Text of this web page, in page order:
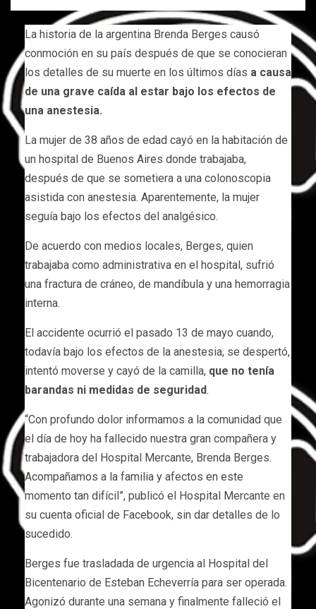
La historia de la argentina Brenda Berges causó
conmoción en su país después de que se conocieran
los detalles de su muerte en los últimos días a causa
de una grave caída al estar bajo los efectos de
una anestesia.
La mujer de 38 años de edad cayó en la habitación de
un hospital de Buenos Aires donde trabajaba,
después de que se sometiera a una colonoscopia
asistida con anestesia. Aparentemente, la mujer
seguía bajo los efectos del analgésico.
De acuerdo con medios locales, Berges, quien
trabajaba como administrativa en el hospital, sufrió
una fractura de cráneo, de mandíbula y una hemorragia
interna.
El accidente ocurrió el pasado 13 de mayo cuando,
todavía bajo los efectos de la anestesia, se despertó,
intentó moverse y cayó de la camilla, que no tenía
barandas ni medidas de seguridad.
“Con profundo dolor informamos a la comunidad que
el día de hoy ha fallecido nuestra gran compañera y
trabajadora del Hospital Mercante, Brenda Berges.
Acompañamos a la familia y afectos en este
momento tan difícil”, publicó el Hospital Mercante en
su cuenta oficial de Facebook, sin dar detalles de lo
sucedido.
Berges fue trasladada de urgencia al Hospital del
Bicentenario de Esteban Echeverría para ser operada.
Agonizó durante una semana y finalmente falleció el